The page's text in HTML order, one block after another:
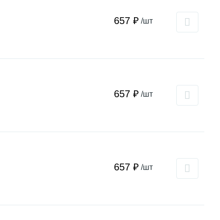
657 ₽ /шт
657 ₽ /шт
657 ₽ /шт